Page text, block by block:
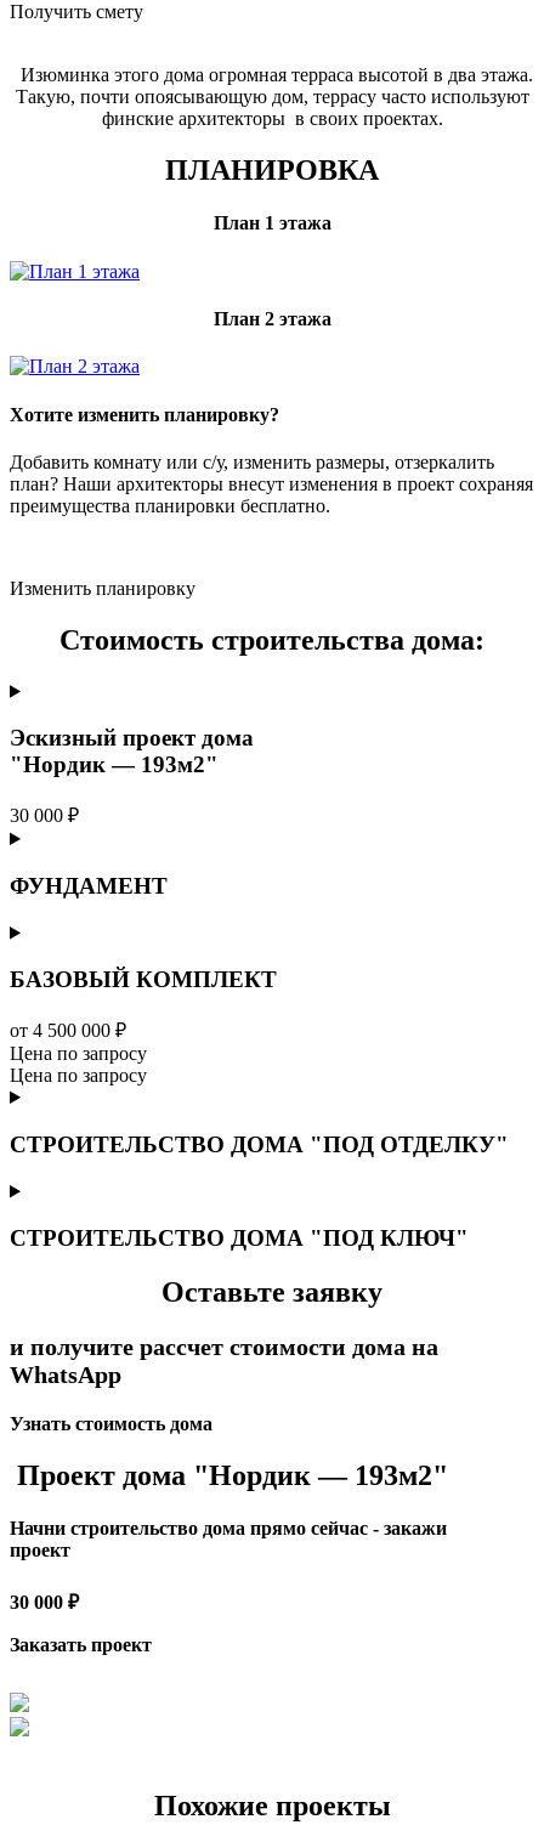
Получить смету
Изюминка этого дома огромная терраса высотой в два этажа.
Такую, почти опоясывающую дом, террасу часто используют
финские архитекторы в своих проектах.
ПЛАНИРОВКА
План 1 этажа
План 2 этажа
Хотите изменить планировку?
Добавить комнату или с/у, изменить размеры, отзеркалить
план? Наши архитекторы внесут изменения в проект сохраняя
преимущества планировки бесплатно.
Изменить планировку
Стоимость строительства дома:
Эскизный проект дома
"Нордик — 193м2"
30 000 ₽
ФУНДАМЕНТ
БАЗОВЫЙ КОМПЛЕКТ
от 4 500 000 ₽
Цена по запросу
Цена по запросу
СТРОИТЕЛЬСТВО ДОМА "ПОД ОТДЕЛКУ"
СТРОИТЕЛЬСТВО ДОМА "ПОД КЛЮЧ"
Оставьте заявку
и получите рассчет стоимости дома на
WhatsApp
Узнать стоимость дома
Проект дома "Нордик — 193м2"
Начни строительство дома прямо сейчас - закажи
проект
30 000 ₽
Заказать проект
Похожие проекты